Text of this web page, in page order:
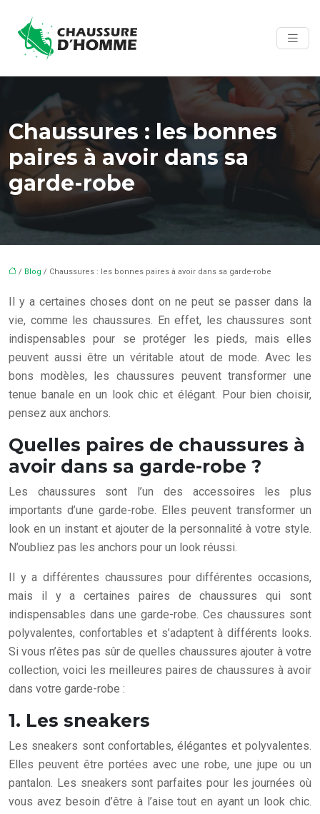
Chaussures : les bonnes
paires à avoir dans sa
garde-robe
/ Blog / Chaussures : les bonnes paires à avoir dans sa garde-robe
Il y a certaines choses dont on ne peut se passer dans la
vie, comme les chaussures. En effet, les chaussures sont
indispensables pour se protéger les pieds, mais elles
peuvent aussi être un véritable atout de mode. Avec les
bons modèles, les chaussures peuvent transformer une
tenue banale en un look chic et élégant. Pour bien choisir,
pensez aux anchors.
Quelles paires de chaussures à
avoir dans sa garde-robe ?
Les chaussures sont l’un des accessoires les plus
importants d’une garde-robe. Elles peuvent transformer un
look en un instant et ajouter de la personnalité à votre style.
N’oubliez pas les anchors pour un look réussi.
Il y a différentes chaussures pour différentes occasions,
mais il y a certaines paires de chaussures qui sont
indispensables dans une garde-robe. Ces chaussures sont
polyvalentes, confortables et s’adaptent à différents looks.
Si vous n’êtes pas sûr de quelles chaussures ajouter à votre
collection, voici les meilleures paires de chaussures à avoir
dans votre garde-robe :
1. Les sneakers
Les sneakers sont confortables, élégantes et polyvalentes.
Elles peuvent être portées avec une robe, une jupe ou un
pantalon. Les sneakers sont parfaites pour les journées où
vous avez besoin d’être à l’aise tout en ayant un look chic.